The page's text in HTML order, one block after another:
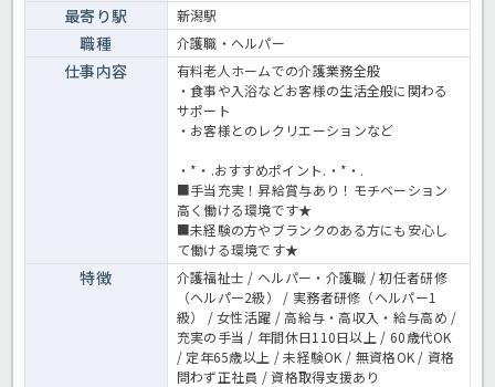
最寄り駅 新潟駅
職種 介護職・ヘルパー
仕事内容
有料老人ホームでの介護業務全般
・食事や入浴などお客様の生活全般に関わる
サポート
・お客様とのレクリエーションなど
・*・.おすすめポイント.・*・.
■手当充実！昇給賞与あり！モチベーション
高く働ける環境です★
■未経験の方やブランクのある方にも安心し
て働ける環境です★
特徴
介護福祉士 / ヘルパー・介護職 / 初任者研修
（ヘルパー2級） / 実務者研修（ヘルパー1
級） / 女性活躍 / 高給与・高収入・給与高め /
充実の手当 / 年間休日110日以上 / 60歳代OK
/ 定年65歳以上 / 未経験OK / 無資格OK / 資格
問わず正社員 / 資格取得支援あり